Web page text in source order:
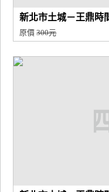
新北市土城－王鼎時
原價300元